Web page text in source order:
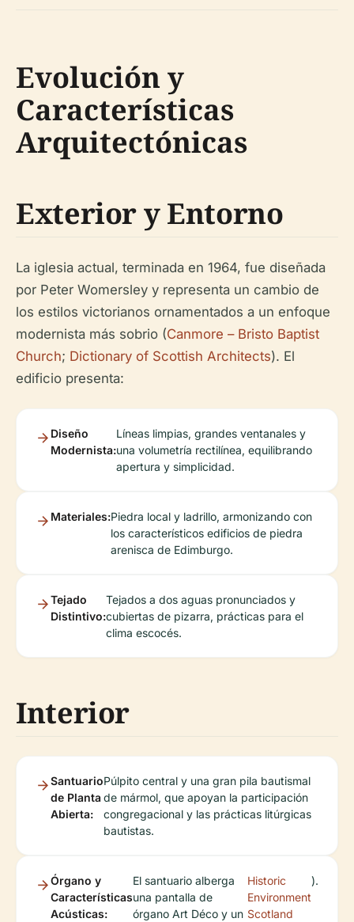
Evolución y
Características
Arquitectónicas
Exterior y Entorno
La iglesia actual, terminada en 1964, fue diseñada
por Peter Womersley y representa un cambio de
los estilos victorianos ornamentados a un enfoque
modernista más sobrio (Canmore – Bristo Baptist
Church; Dictionary of Scottish Architects). El
edificio presenta:
Diseño
Modernista:
Líneas limpias, grandes ventanales y
una volumetría rectilínea, equilibrando
apertura y simplicidad.
Materiales:Piedra local y ladrillo, armonizando con
los característicos edificios de piedra
arenisca de Edimburgo.
Tejado
Distintivo:
Tejados a dos aguas pronunciados y
cubiertas de pizarra, prácticas para el
clima escocés.
Interior
Santuario
de Planta
Abierta:
Púlpito central y una gran pila bautismal
de mármol, que apoyan la participación
congregacional y las prácticas litúrgicas
bautistas.
Órgano y
Características
Acústicas:
El santuario alberga
una pantalla de
órgano Art Déco y un
Historic
Environment
Scotland
).